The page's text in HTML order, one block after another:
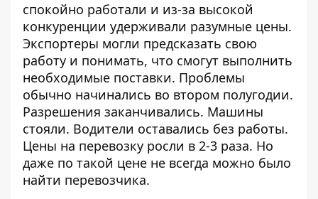
спокойно работали и из-за высокой
конкуренции удерживали разумные цены.
Экспортеры могли предсказать свою
работу и понимать, что смогут выполнить
необходимые поставки. Проблемы
обычно начинались во втором полугодии.
Разрешения заканчивались. Машины
стояли. Водители оставались без работы.
Цены на перевозку росли в 2-3 раза. Но
даже по такой цене не всегда можно было
найти перевозчика.